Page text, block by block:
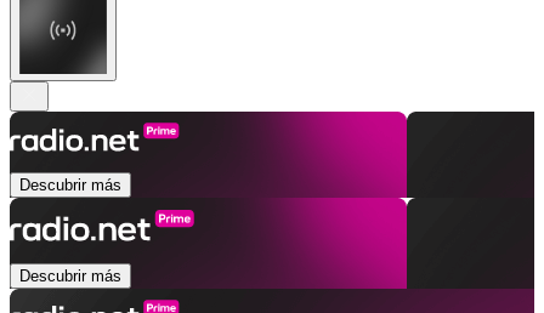
Descubrir más
Descubrir más